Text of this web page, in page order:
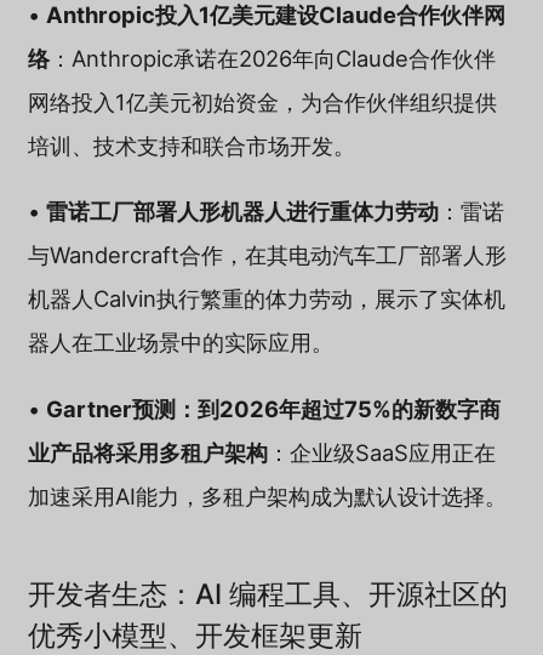
• Anthropic投入1亿美元建设Claude合作伙伴网
络：Anthropic承诺在2026年向Claude合作伙伴
网络投入1亿美元初始资金，为合作伙伴组织提供
培训、技术支持和联合市场开发。
• 雷诺工厂部署人形机器人进行重体力劳动：雷诺
与Wandercraft合作，在其电动汽车工厂部署人形
机器人Calvin执行繁重的体力劳动，展示了实体机
器人在工业场景中的实际应用。
• Gartner预测：到2026年超过75%的新数字商
业产品将采用多租户架构：企业级SaaS应用正在
加速采用AI能力，多租户架构成为默认设计选择。
开发者生态：AI 编程工具、开源社区的
优秀小模型、开发框架更新